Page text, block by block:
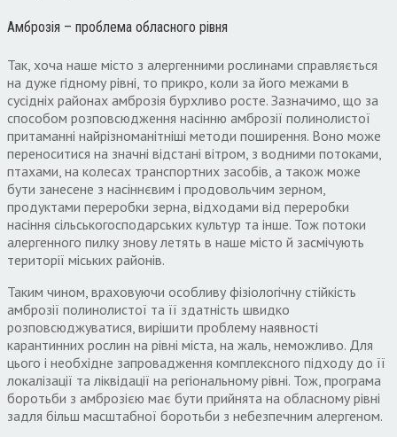
Амброзія – проблема обласного рівня
Так, хоча наше місто з алергенними рослинами справляється
на дуже гідному рівні, то прикро, коли за його межами в
сусідніх районах амброзія бурхливо росте. Зазначимо, що за
способом розповсюдження насінню амброзії полинолистої
притаманні найрізноманітніші методи поширення. Воно може
переноситися на значні відстані вітром, з водними потоками,
птахами, на колесах транспортних засобів, а також може
бути занесене з насіннєвим і продовольчим зерном,
продуктами переробки зерна, відходами від переробки
насіння сільськогосподарських культур та інше. Тож потоки
алергенного пилку знову летять в наше місто й засмічують
території міських районів.
Таким чином, враховуючи особливу фізіологічну стійкість
амброзії полинолистої та її здатність швидко
розповсюджуватися, вирішити проблему наявності
карантинних рослин на рівні міста, на жаль, неможливо. Для
цього і необхідне запровадження комплексного підходу до її
локалізації та ліквідації на регіональному рівні. Тож, програма
боротьби з амброзією має бути прийнята на обласному рівні
задля більш масштабної боротьби з небезпечним алергеном.